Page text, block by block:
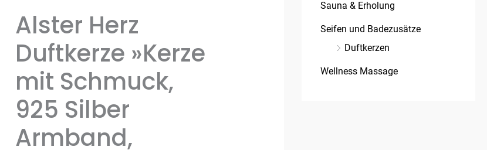
Alster Herz
Duftkerze »Kerze
mit Schmuck,
925 Silber
Armband,
Sauna & Erholung
Seifen und Badezusätze
Duftkerzen
Wellness Massage